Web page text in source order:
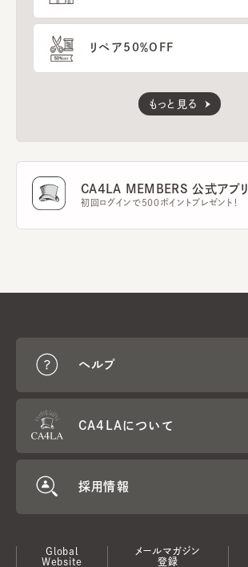
リペア50％OFF
もっと見る
CA4LA MEMBERS 公式アプリ
初回ログインで500ポイントプレゼント！
ヘルプ
CA4LAについて
採用情報
Global
Website
メールマガジン
登録